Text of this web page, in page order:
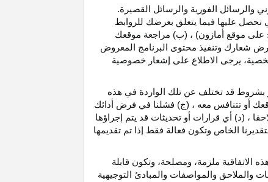
والرسائل الفورية والرسائل القصيرة.
عليها فيما يتعلق بعرضك للروابط
على موقع أمازون) ، (ب) مراجعة موقعك
شعارك وتنفيذ محتوى البرنامج المعروض
يرجى الاطلاع على إشعار خصوصية
بشروط قد تختلف عن تلك الواردة في هذه
أو تتنافس معه ، (ج) فشلنا في فرض أدائك
، (د) أي قرارات أو تحديثات قد يتم إجراؤها
الخاص وتكون فعالة فقط إذا تم تقديمها
الاتفاقية ملزمة، ومصلحة، وتكون قابلة
والملاحق والمواصفات والمبادئ التوجيهية